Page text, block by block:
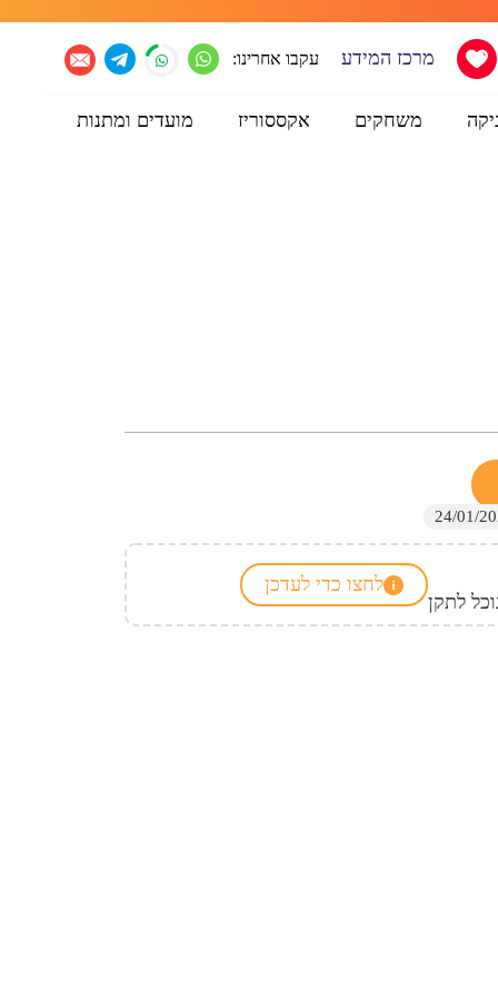
מרכז המידע עקבו אחרינו:
משחקים אקססוריז מועדים ומתנות
לתקן
לחצו כדי לעדכן